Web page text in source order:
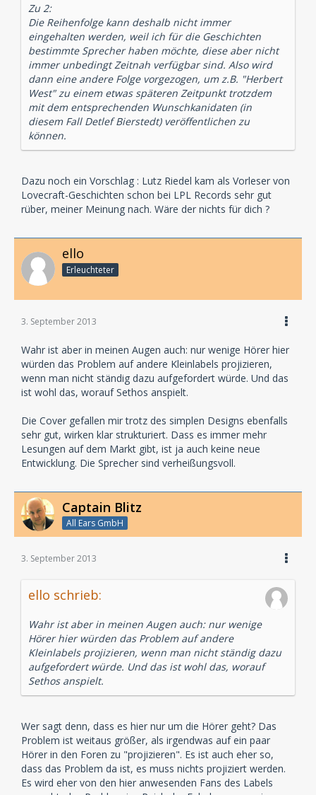
Zu 2:
Die Reihenfolge kann deshalb nicht immer
eingehalten werden, weil ich für die Geschichten
bestimmte Sprecher haben möchte, diese aber nicht
immer unbedingt Zeitnah verfügbar sind. Also wird
dann eine andere Folge vorgezogen, um z.B. "Herbert
West" zu einem etwas späteren Zeitpunkt trotzdem
mit dem entsprechenden Wunschkanidaten (in
diesem Fall Detlef Bierstedt) veröffentlichen zu
können.
Dazu noch ein Vorschlag : Lutz Riedel kam als Vorleser von
Lovecraft-Geschichten schon bei LPL Records sehr gut
rüber, meiner Meinung nach. Wäre der nichts für dich ?
ello
Erleuchteter
3. September 2013
Wahr ist aber in meinen Augen auch: nur wenige Hörer hier
würden das Problem auf andere Kleinlabels projizieren,
wenn man nicht ständig dazu aufgefordert würde. Und das
ist wohl das, worauf Sethos anspielt.
Die Cover gefallen mir trotz des simplen Designs ebenfalls
sehr gut, wirken klar strukturiert. Dass es immer mehr
Lesungen auf dem Markt gibt, ist ja auch keine neue
Entwicklung. Die Sprecher sind verheißungsvoll.
Captain Blitz
All Ears GmbH
3. September 2013
ello schrieb:
Wahr ist aber in meinen Augen auch: nur wenige
Hörer hier würden das Problem auf andere
Kleinlabels projizieren, wenn man nicht ständig dazu
aufgefordert würde. Und das ist wohl das, worauf
Sethos anspielt.
Wer sagt denn, dass es hier nur um die Hörer geht? Das
Problem ist weitaus größer, als irgendwas auf ein paar
Hörer in den Foren zu "projizieren". Es ist auch eher so,
dass das Problem da ist, es muss nichts projiziert werden.
Es wird eher von den hier anwesenden Fans des Labels